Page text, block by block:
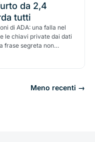
da 2,4
tutti
di ADA: una falla nel
le chiavi private dai dati
frase segreta non
Meno recenti →